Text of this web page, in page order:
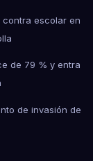
escolar en
de 79 % y entra
de invasión de